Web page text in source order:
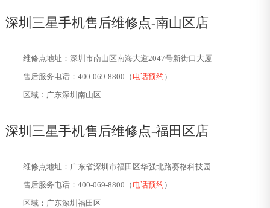
深圳三星手机售后维修点-南山区店
维修点地址：深圳市南山区南海大道2047号新街口大厦
售后服务电话：400-069-8800（ 电话预约 ）
区域：广东深圳南山区
深圳三星手机售后维修点-福田区店
维修点地址：广东省深圳市福田区华强北路赛格科技园
售后服务电话：400-069-8800（ 电话预约 ）
区域：广东深圳福田区